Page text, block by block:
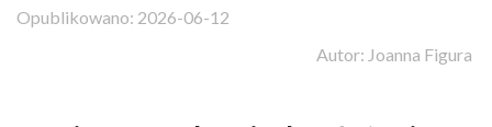
Opublikowano: 2026-06-12
Autor: Joanna Figura